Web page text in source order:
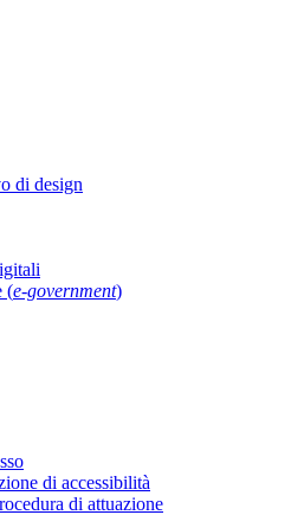
di design
(e-government)
di accessibilità
di attuazione